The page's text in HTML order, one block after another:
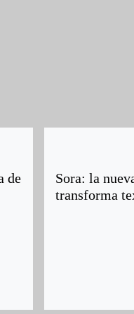
de
Sora: la
transforma